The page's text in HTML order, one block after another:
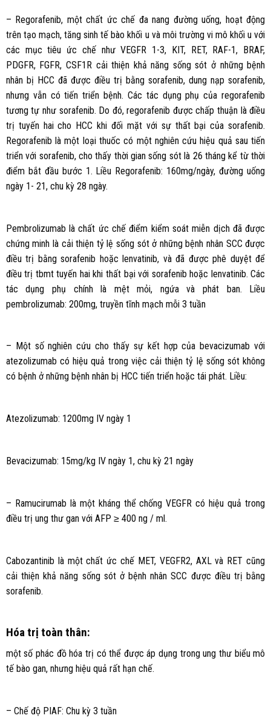
– Regorafenib, một chất ức chế đa nang đường uống, hoạt động
trên tạo mạch, tăng sinh tế bào khối u và môi trường vi mô khối u với
các mục tiêu ức chế như VEGFR 1-3, KIT, RET, RAF-1, BRAF,
PDGFR, FGFR, CSF1R cải thiện khả năng sống sót ở những bệnh
nhân bị HCC đã được điều trị bằng sorafenib, dung nạp sorafenib,
nhưng vẫn có tiến triển bệnh. Các tác dụng phụ của regorafenib
tương tự như sorafenib. Do đó, regorafenib được chấp thuận là điều
trị tuyến hai cho HCC khi đối mặt với sự thất bại của sorafenib.
Regorafenib là một loại thuốc có một nghiên cứu hiệu quả sau tiến
triển với sorafenib, cho thấy thời gian sống sót là 26 tháng kể từ thời
điểm bắt đầu bước 1. Liều Regorafenib: 160mg/ngày, đường uống
ngày 1- 21, chu kỳ 28 ngày.
Pembrolizumab là chất ức chế điểm kiểm soát miễn dịch đã được
chứng minh là cải thiện tỷ lệ sống sót ở những bệnh nhân SCC được
điều trị bằng sorafenib hoặc lenvatinib, và đã được phê duyệt để
điều trị tbmt tuyến hai khi thất bại với sorafenib hoặc lenvatinib. Các
tác dụng phụ chính là mệt mỏi, ngứa và phát ban. Liều
pembrolizumab: 200mg, truyền tĩnh mạch mỗi 3 tuần
– Một số nghiên cứu cho thấy sự kết hợp của bevacizumab với
atezolizumab có hiệu quả trong việc cải thiện tỷ lệ sống sót không
có bệnh ở những bệnh nhân bị HCC tiến triển hoặc tái phát. Liều:
Atezolizumab: 1200mg IV ngày 1
Bevacizumab: 15mg/kg IV ngày 1, chu kỳ 21 ngày
– Ramucirumab là một kháng thể chống VEGFR có hiệu quả trong
điều trị ung thư gan với AFP ≥ 400 ng / ml.
Cabozantinib là một chất ức chế MET, VEGFR2, AXL và RET cũng
cải thiện khả năng sống sót ở bệnh nhân SCC được điều trị bằng
sorafenib.
Hóa trị toàn thân:
một số phác đồ hóa trị có thể được áp dụng trong ung thư biểu mô
tế bào gan, nhưng hiệu quả rất hạn chế.
– Chế độ PIAF: Chu kỳ 3 tuần